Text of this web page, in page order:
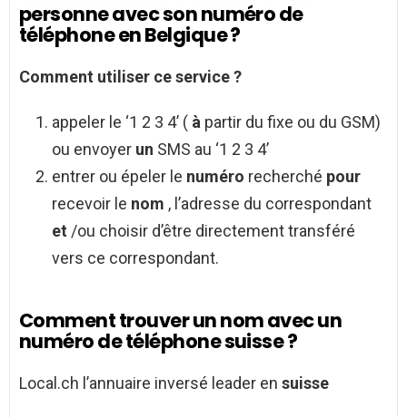
personne avec son numéro de
téléphone en Belgique ?
Comment utiliser ce service ?
appeler le ‘1 2 3 4’ ( à partir du fixe ou du GSM)
ou envoyer un SMS au ‘1 2 3 4’
entrer ou épeler le numéro recherché pour
recevoir le nom , l’adresse du correspondant
et /ou choisir d’être directement transféré
vers ce correspondant.
Comment trouver un nom avec un
numéro de téléphone suisse ?
Local.ch l’annuaire inversé leader en suisse